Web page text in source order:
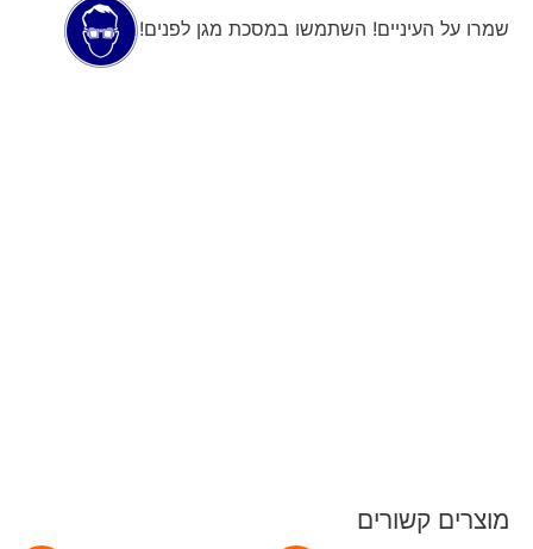
שמרו על העיניים! השתמשו במסכת מגן לפנים!
מוצרים קשורים